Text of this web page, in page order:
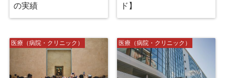
の実績
ド】
医療（病院・クリニック） 医療（病院・クリニック）